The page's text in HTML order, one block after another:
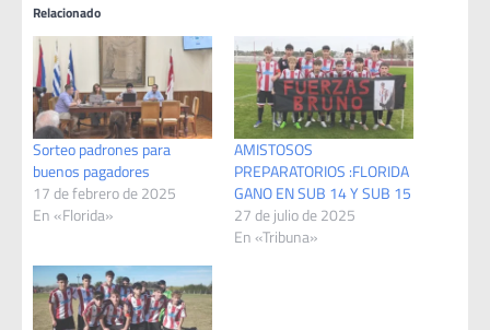
Relacionado
Sorteo padrones para
buenos pagadores
17 de febrero de 2025
En «Florida»
AMISTOSOS
PREPARATORIOS :FLORIDA
GANO EN SUB 14 Y SUB 15
27 de julio de 2025
En «Tribuna»